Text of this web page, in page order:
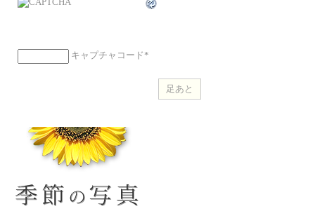
キャプチャコード *